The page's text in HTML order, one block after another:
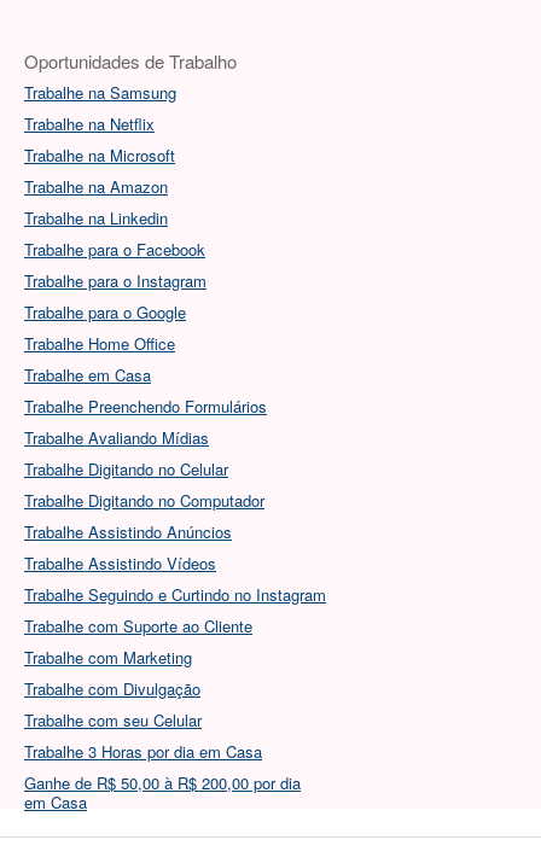
Oportunidades de Trabalho
Trabalhe na Samsung
Trabalhe na Netflix
Trabalhe na Microsoft
Trabalhe na Amazon
Trabalhe na Linkedin
Trabalhe para o Facebook
Trabalhe para o Instagram
Trabalhe para o Google
Trabalhe Home Office
Trabalhe em Casa
Trabalhe Preenchendo Formulários
Trabalhe Avaliando Mídias
Trabalhe Digitando no Celular
Trabalhe Digitando no Computador
Trabalhe Assistindo Anúncios
Trabalhe Assistindo Vídeos
Trabalhe Seguindo e Curtindo no Instagram
Trabalhe com Suporte ao Cliente
Trabalhe com Marketing
Trabalhe com Divulgação
Trabalhe com seu Celular
Trabalhe 3 Horas por dia em Casa
Ganhe de R$ 50,00 à R$ 200,00 por dia
em Casa